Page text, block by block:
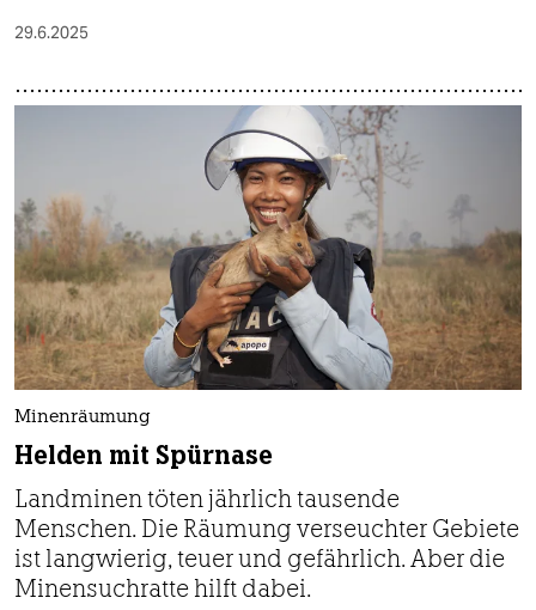
29.6.2025
Minenräumung
Helden mit Spürnase
Landminen töten jährlich tausende
Menschen. Die Räumung verseuchter Gebiete
ist langwierig, teuer und gefährlich. Aber die
Minensuchratte hilft dabei.